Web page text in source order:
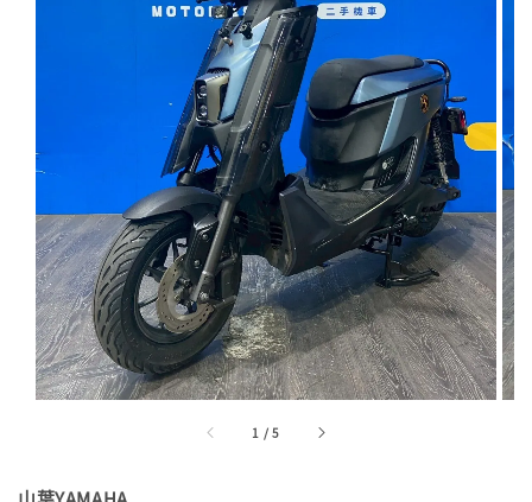
1 /5